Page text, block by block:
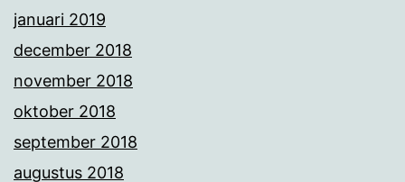
januari 2019
december 2018
november 2018
oktober 2018
september 2018
augustus 2018